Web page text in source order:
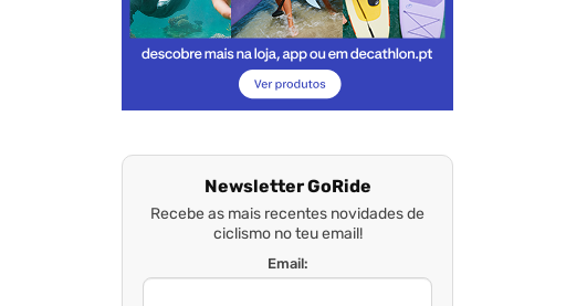
Newsletter GoRide
Recebe as mais recentes novidades de
ciclismo no teu email!
Email: